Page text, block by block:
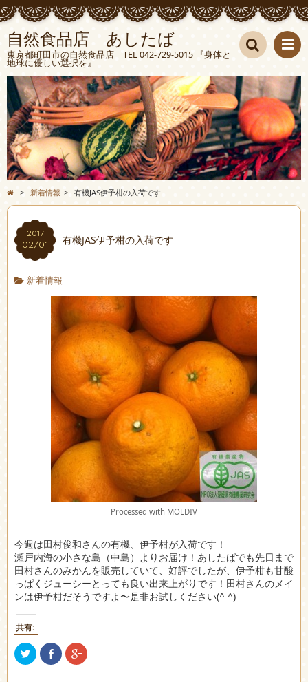
自然食品店 あしたば
東京都町田市の自然食品店 TEL 042-729-5015 『身体と
地球に優しい選択を』 検索
> 新着情報 > 有機JAS伊予柑の入荷です
2017
02/01 有機JAS伊予柑の入荷です
新着情報
Processed with MOLDIV
今週は田村俊和さんの有機、伊予柑が入荷です！
瀬戸内海の小さな島（中島）よりお届け！あしたばでも先日まで
田村さんのみかんを販売していて、好評でしたが、伊予柑も甘酸
っぱくジューシーとっても良い出来上がりです！田村さんのメイ
ンは伊予柑だそうですよ〜是非お試しください(^ ^)
共有:
ク
リ
Facebook
で
ク
リ